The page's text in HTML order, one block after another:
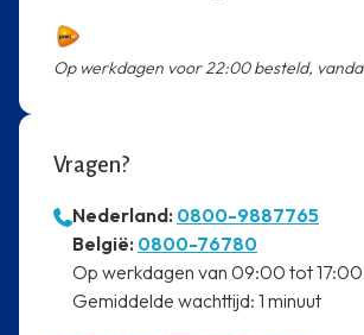
Op werkdagen voor 22:00 besteld,
Vragen?
Nederland: 0800-9887765
⁠België: 0800-76780
⁠Op werkdagen van 09:00 tot
⁠Gemiddelde wachttijd: 1 minuut